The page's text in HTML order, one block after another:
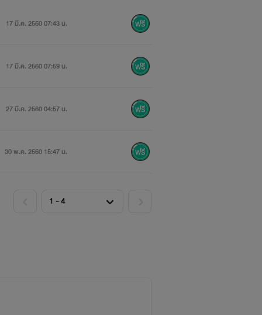
วฟ...
17 มี.ค. 2560 07:43 น.
17 มี.ค. 2560 07:59 น.
27 มี.ค. 2560 04:57 น.
30 พ.ค. 2560 15:47 น.